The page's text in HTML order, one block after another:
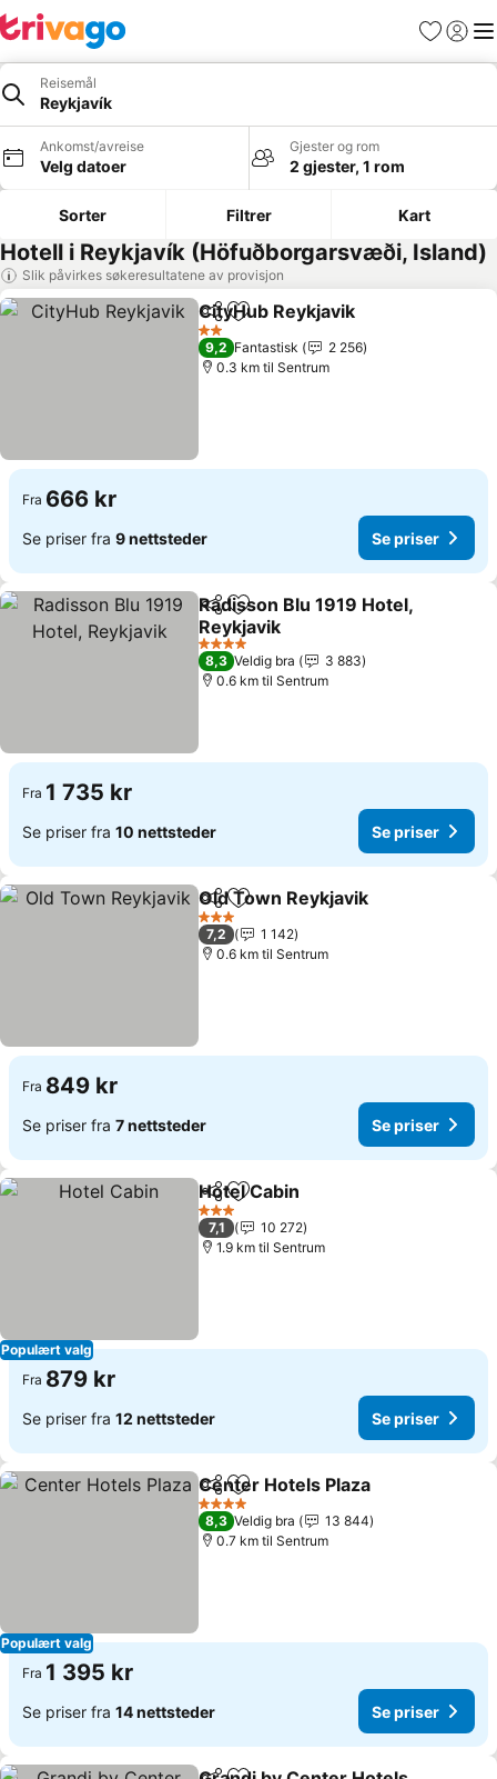
Favoritter
Logg
Reisemål
Reykjavík
Ankomst/avreise
Velg datoer
Gjester og rom
2 gjester, 1 rom
Sorter Filtrer Kart
Hotell i Reykjavík (Höfuðborgarsvæði, Island)
Slik påvirkes søkeresultatene av provisjon
Del Legg til i favoritter
CityHub Reykjavik
2 Stjerner
9,2 Fantastisk
2 256
0.3 km til Sentrum
Fra 666 kr
Se priser fra 9 nettsteder Se priser
Del Legg til i favoritter
Radisson Blu 1919 Hotel,
Reykjavik
Se priser
4 Stjerner
8,3 Veldig bra
3 883
0.6 km til Sentrum
Fra 1 735 kr
Se priser fra 10 nettsteder Se priser
Del Legg til i favoritter
Old Town Reykjavik
3 Stjerner
7,2
1 142
0.6 km til Sentrum
Fra 849 kr
Se priser fra 7 nettsteder Se priser
Populært valg
Del Legg til i favoritter
Hotel Cabin
3 Stjerner
7,1
10 272
1.9 km til Sentrum
Fra 879 kr
Se priser fra 12 nettsteder Se priser
Populært valg
Del Legg til i favoritter
Center Hotels Plaza
4 Stjerner
8,3 Veldig bra
13 844
0.7 km til Sentrum
Fra 1 395 kr
Se priser fra 14 nettsteder Se priser